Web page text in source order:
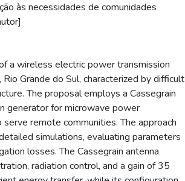
às necessidades de comunidades
a wireless electric power transmission
Grande do Sul, characterized by difficult
The proposal employs a Cassegrain
generator for microwave power
remote communities. The approach
simulations, evaluating parameters
losses. The Cassegrain antenna
radiation control, and a gain of 35